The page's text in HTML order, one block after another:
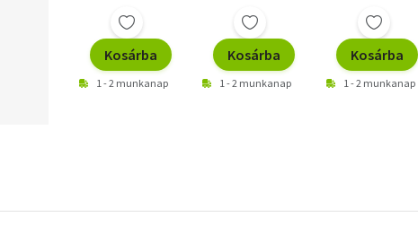
Kosárba
1 - 2 munkanap
Kosárba
1 - 2 munkanap
Kosárba
1 - 2 munkanap